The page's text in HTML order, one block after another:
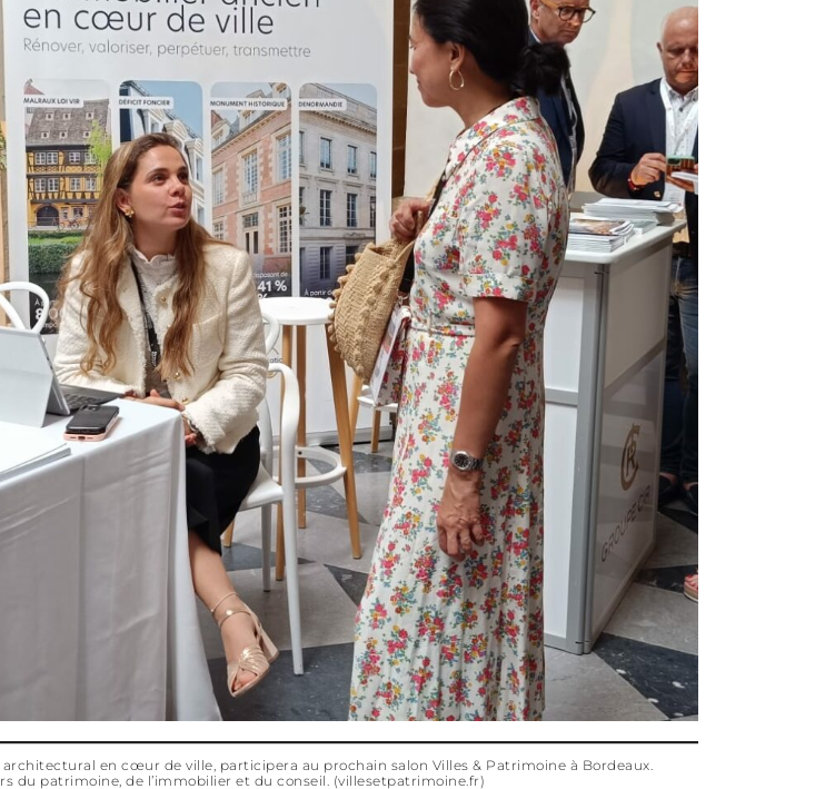
en cœur de ville, participera au prochain salon Villes & Patrimoine à Bordeaux.
du patrimoine, de l’immobilier et du conseil. (villesetpatrimoine.fr)